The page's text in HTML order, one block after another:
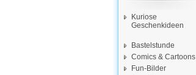
Kuriose
Geschenkideen
Bastelstunde
Comics & Cartoons
Fun-Bilder